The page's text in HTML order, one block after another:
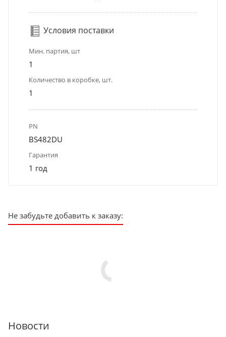
Условия поставки
Мин. партия, шт
1
Количество в коробке, шт.
1
PN
BS482DU
Гарантия
1 год
Не забудьте добавить к заказу:
Новости